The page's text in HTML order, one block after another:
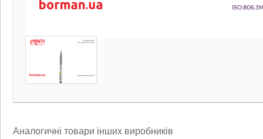
Аналогичні товари інших виробників